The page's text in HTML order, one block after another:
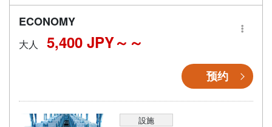
ECONOMY
大人 5,400 JPY～
预约
設施